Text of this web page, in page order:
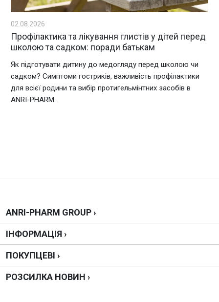
Профілактика та лікування глистів у дітей перед
школою та садком: поради батькам
02.08.2026
Як підготувати дитину до медогляду перед школою чи
садком? Симптоми гостриків, важливість профілактики
для всієї родини та вибір протигельмінтних засобів в
ANRI-PHARM.
ANRI-PHARM GROUP ›
ІНФОРМАЦІЯ ›
ПОКУПЦЕВІ ›
РОЗСИЛКА НОВИН ›